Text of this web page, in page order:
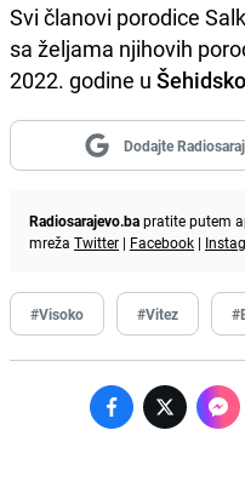
Svi članovi porodice
sa željama njihovih
2022. godine u
Dodajte
Radiosarajevo.bapratite putem
mreža Twitter | Facebook |
#Visoko #Vitez